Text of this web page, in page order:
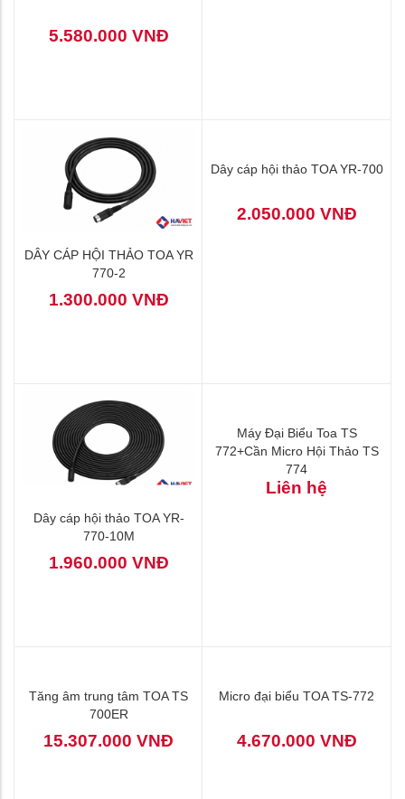
5.580.000 VNĐ
DÂY CÁP HỘI THẢO TOA YR
770-2
1.300.000 VNĐ
Dây cáp hội thảo TOA YR-700
2.050.000 VNĐ
Dây cáp hội thảo TOA YR-
770-10M
1.960.000 VNĐ
Máy Đại Biểu Toa TS
772+Cần Micro Hội Thảo TS
774
Liên hệ
Tăng âm trung tâm TOA TS
700ER
15.307.000 VNĐ
Micro đại biểu TOA TS-772
4.670.000 VNĐ